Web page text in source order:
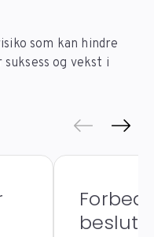
som kan hindre
og vekst i